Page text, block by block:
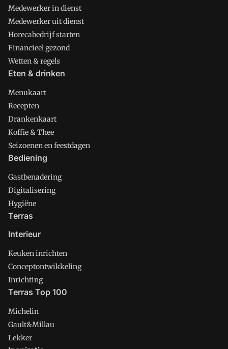
Medewerker in dienst
Medewerker uit dienst
Horecabedrijf starten
Financieel gezond
Wetten & regels
Eten & drinken
Menukaart
Recepten
Drankenkaart
Koffie & Thee
Seizoenen en feestdagen
Bediening
Gastbenadering
Digitalisering
Hygiëne
Terras
Interieur
Keuken inrichten
Conceptontwikkeling
Inrichting
Terras Top 100
Michelin
Gault&Millau
Lekker